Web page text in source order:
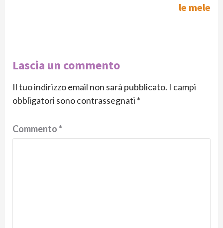
le mele
Lascia un commento
Il tuo indirizzo email non sarà pubblicato. I campi
obbligatori sono contrassegnati *
Commento*